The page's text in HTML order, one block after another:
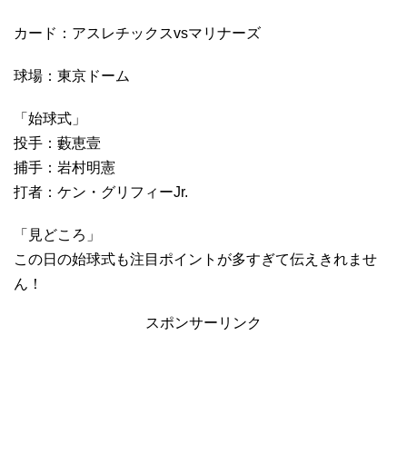
カード：アスレチックスvsマリナーズ
球場：東京ドーム
「始球式」
投手：藪恵壹
捕手：岩村明憲
打者：ケン・グリフィーJr.
「見どころ」
この日の始球式も注目ポイントが多すぎて伝えきれませ
ん！
スポンサーリンク